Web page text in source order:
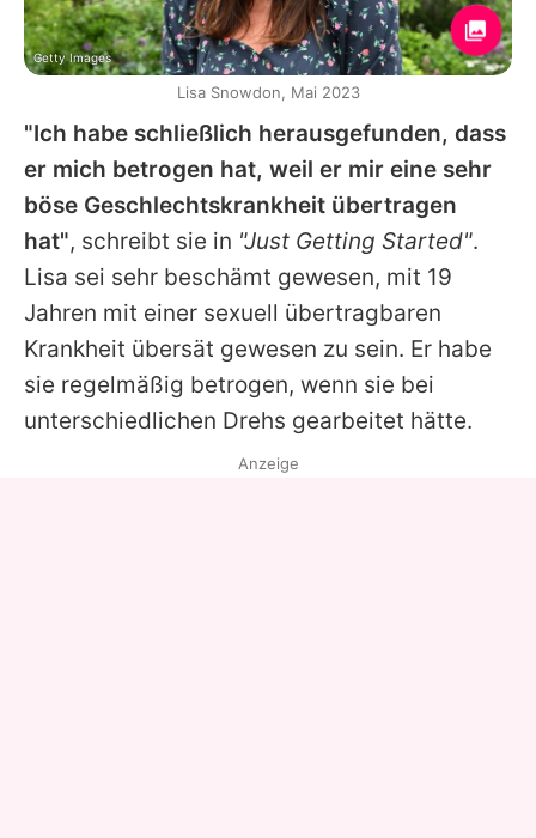
"Ich habe schließlich herausgefunden, dass
er mich betrogen hat, weil er mir eine sehr
böse Geschlechtskrankheit übertragen
hat", schreibt sie in "Just Getting Started".
Lisa sei sehr beschämt gewesen, mit 19
Jahren mit einer sexuell übertragbaren
Krankheit übersät gewesen zu sein. Er habe
sie regelmäßig betrogen, wenn sie bei
unterschiedlichen Drehs gearbeitet hätte.
Getty Images
Lisa Snowdon, Mai 2023
Anzeige